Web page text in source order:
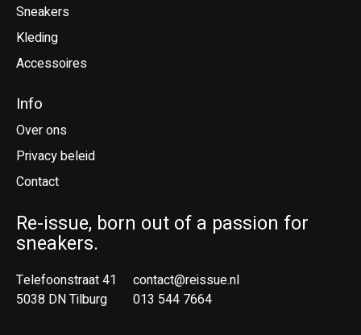
Sneakers
Kleding
Accessoires
Info
Over ons
Privacy beleid
Contact
Re-issue, born out of a passion for
sneakers.
Telefoonstraat 41
5038 DN Tilburg
contact@reissue.nl
013 544 7664